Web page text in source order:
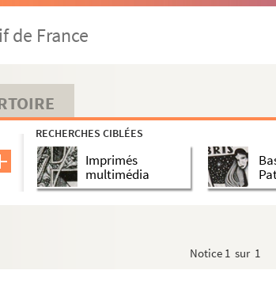
de France
RECHERCHES CIBLÉES
Imprimés
multimédia
Notice 1 sur 1